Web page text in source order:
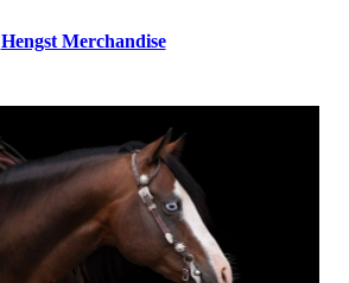
Hengst Merchandise